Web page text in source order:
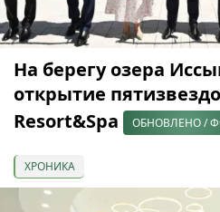
На берегу озера
открытие
Resort&Spa
ОБНОВЛЕНО /
ХРОНИКА